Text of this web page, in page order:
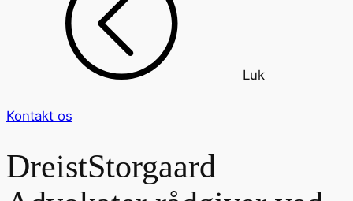
Luk
Kontakt os
DreistStorgaard